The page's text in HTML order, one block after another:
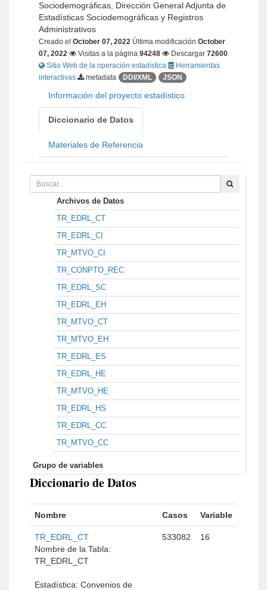
Sociodemográficas, Dirección General Adjunta de
Estadísticas Sociodemográficas y Registros
Administrativos
Creado el October 07, 2022 Última modificación October
07, 2022
Visitas a la página 94248 Descargar 72600
Sitio Web de la operación estadística
Herramientas
interactivas
metadata DDI/XML JSON
Información del proyecto estadístico
Diccionario de Datos
Materiales de Referencia
Archivos de Datos
TR_EDRL_CT
TR_EDRL_CI
TR_MTVO_CI
TR_CONPTO_REC
TR_EDRL_SC
TR_EDRL_EH
TR_MTVO_CT
TR_MTVO_EH
TR_EDRL_ES
TR_EDRL_HE
TR_MTVO_HE
TR_EDRL_HS
TR_EDRL_CC
TR_MTVO_CC
Grupo de variables
Diccionario de Datos
Nombre Casos Variable
TR_EDRL_CT
Nombre de la Tabla:
TR_EDRL_CT
Estadística: Convenios de
533082 16